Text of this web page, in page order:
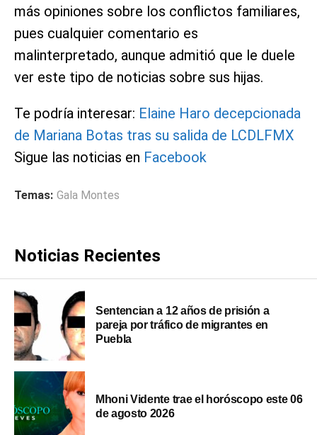
más opiniones sobre los conflictos familiares,
pues cualquier comentario es
malinterpretado, aunque admitió que le duele
ver este tipo de noticias sobre sus hijas.
Te podría interesar: Elaine Haro decepcionada
de Mariana Botas tras su salida de LCDLFMX
Sigue las noticias en Facebook
Temas: Gala Montes
Noticias Recientes
Sentencian a 12 años de prisión a
pareja por tráfico de migrantes en
Puebla
Mhoni Vidente trae el horóscopo este 06
de agosto 2026